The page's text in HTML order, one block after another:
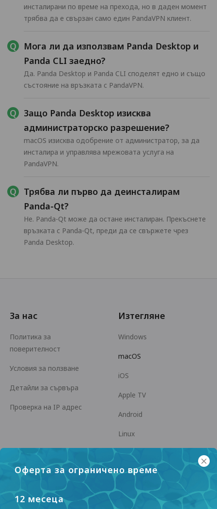
инсталирани по време на прехода, но в даден момент
трябва да е свързан само един PandaVPN клиент.
Мога ли да използвам Panda Desktop и
Panda CLI заедно?
Да. Panda Desktop и Panda CLI споделят едно и също
състояние на връзката с PandaVPN.
Защо Panda Desktop изисква
администраторско разрешение?
macOS изисква одобрение от администратор, за да
инсталира и управлява мрежовата услуга на
PandaVPN.
Трябва ли първо да деинсталирам
Panda-Qt?
Не. Panda-Qt може да остане инсталиран. Прекъснете
връзката с Panda-Qt, преди да се свържете чрез
Panda Desktop.
Оферта за ограничено време
12 месеца
За нас
Политика за
поверителност
Условия за ползване
Детайли за сървъра
Проверка на IP адрес
Изтегляне
Windows
macOS
iOS
Apple TV
Android
Linux
Android TV
Помощен център
panda7x24@gmail.com
Сътрудничество
Станете партньор